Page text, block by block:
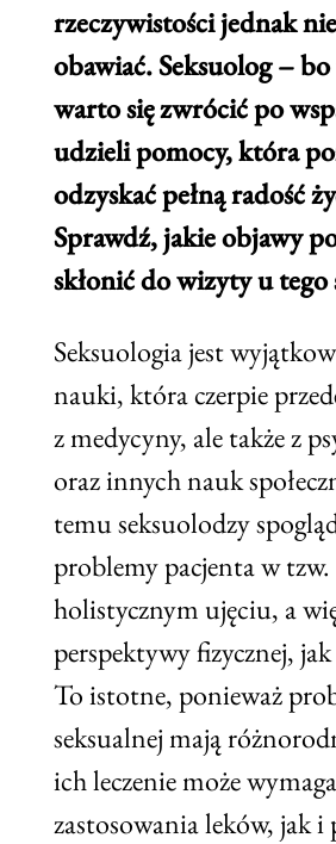
rzeczywistości jednak
obawiać. Seksuolog –
warto się zwrócić po
udzieli pomocy, która
odzyskać pełną radość
Sprawdź, jakie objawy
skłonić do wizyty u tego
Seksuologia jest
nauki, która czerpie
z medycyny, ale także z
oraz innych nauk
temu seksuolodzy
problemy pacjenta w tzw.
holistycznym ujęciu, a
perspektywy fizycznej,
To istotne, ponieważ
seksualnej mają
ich leczenie może
zastosowania leków, jak